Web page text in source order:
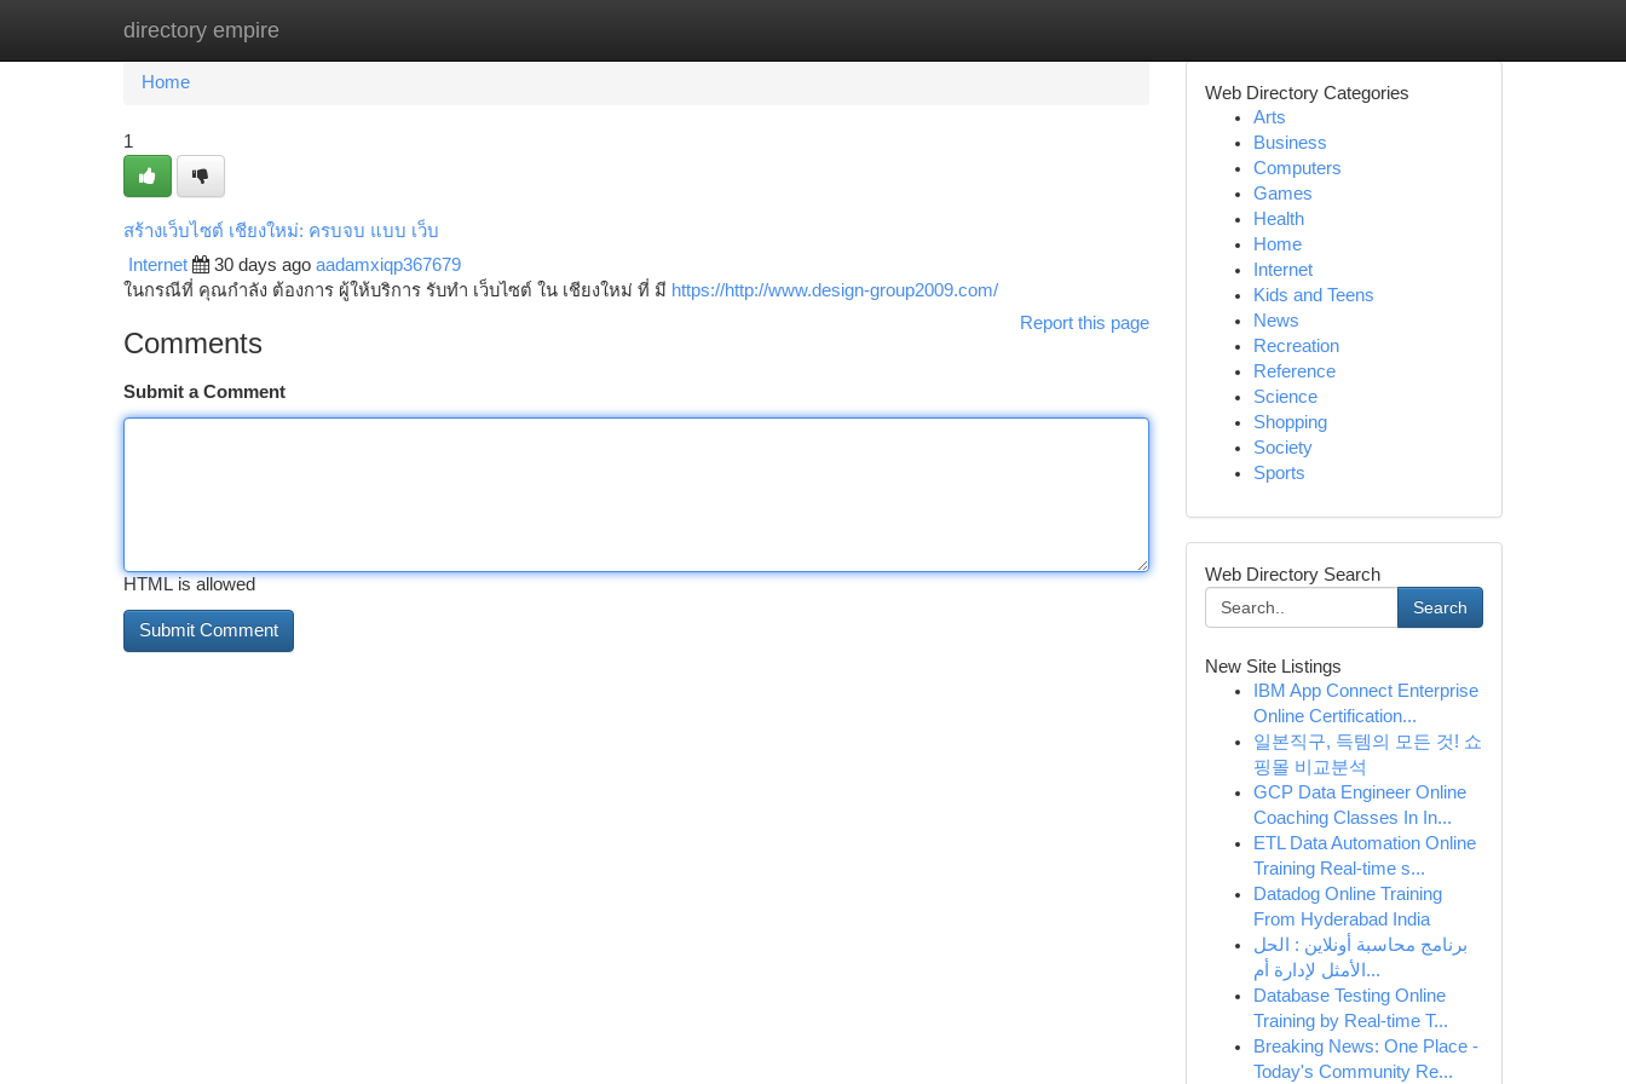
directory empire
Home New Site Listings
Home
1
สร้างเว็บไซต์ เชียงใหม่: ครบจบ แบบ เว็บ
Internet 30 days ago aadamxiqp367679
ในกรณีที่ คุณกำลัง ต้องการ ผู้ให้บริการ รับทำ เว็บไซต์ ใน เชียงใหม่ ที่ มี https://http://www.design-group2009.com/
Report this page
Comments
Submit a Comment
HTML is allowed
Web Directory Categories
Arts
Business
Computers
Games
Health
Home
Internet
Kids and Teens
News
Recreation
Reference
Science
Shopping
Society
Sports
Web Directory Search
Search
New Site Listings
IBM App Connect Enterprise
Online Certification...
일본직구, 득템의 모든 것! 쇼
핑몰 비교분석
GCP Data Engineer Online
Coaching Classes In In...
ETL Data Automation Online
Training Real-time s...
Datadog Online Training
From Hyderabad India
برنامج محاسبة أونلاين : الحل
الأمثل لإدارة أم...
Database Testing Online
Training by Real-time T...
Breaking News: One Place -
Today's Community Re...